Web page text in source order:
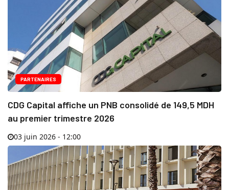
PARTENAIRES
CDG Capital affiche un PNB consolidé de 149,5 MDH
au premier trimestre 2026
03 juin 2026 - 12:00